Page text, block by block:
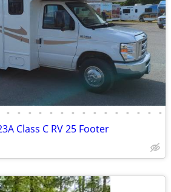
• • • • • • • • • • • • • • •
Class C RV 25 Footer